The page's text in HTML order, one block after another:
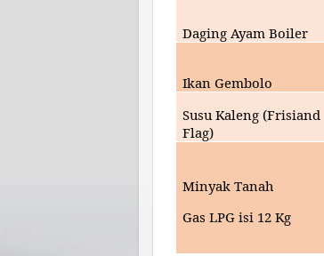
Daging Ayam Boiler
Ikan Gembolo
Susu Kaleng (Frisiand
Flag)
Minyak Tanah
Gas LPG isi 12 Kg